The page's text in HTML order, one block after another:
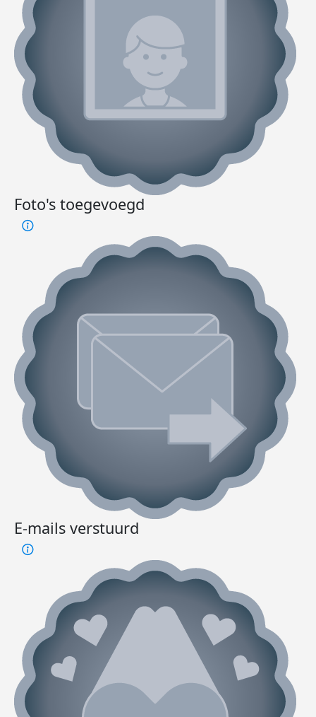
Foto's toegevoegd
E-mails verstuurd